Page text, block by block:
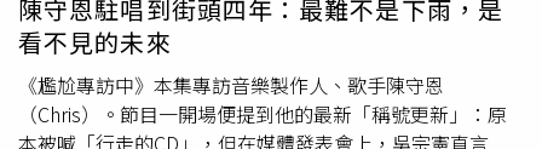
明：針對洪誠陽先生近日對本人所為之相關指控，特此說明
如下：一、本案係洪誠陽主動邀請本人協助其進行房地產投
資，並由其提供新台幣50萬元資金，該筆資金已經法院公證
（97年度北院民公君字第000041號），雙方均於公證文件
上簽名確認。二、投資結果已結算為新台幣220萬元（包含
陳守恩駐唱到街頭四年：最難不是下雨，是
看不見的未來
《尷尬專訪中》本集專訪音樂製作人、歌手陳守恩
（Chris）。節目一開場便提到他的最新「稱號更新」：原
本被喊「行走的CD」，但在媒體發表會上，吳宗憲直言